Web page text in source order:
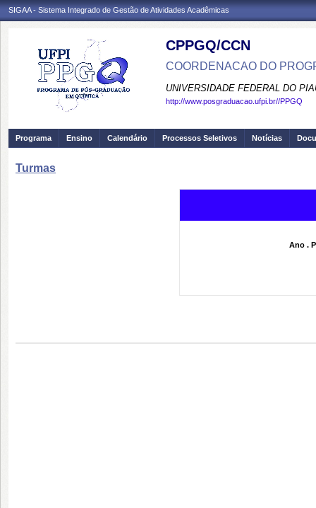
SIGAA - Sistema Integrado de Gestão de Atividades Acadêmicas
CPPGQ/CCN
COORDENACAO DO
UNIVERSIDADE FEDERAL DO
http://www.posgraduacao.ufpi.br//PPGQ
Programa Ensino Calendário Processos Seletivos Notícias
Turmas
Ano .